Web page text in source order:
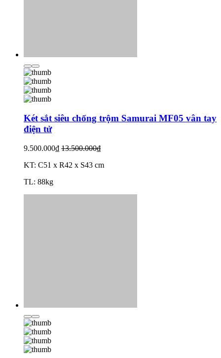
Két sắt siêu chống trộm Samurai MF05 vân tay
điện tử
9.500.000₫ 13.500.000₫
KT: C51 x R42 x S43 cm
TL: 88kg